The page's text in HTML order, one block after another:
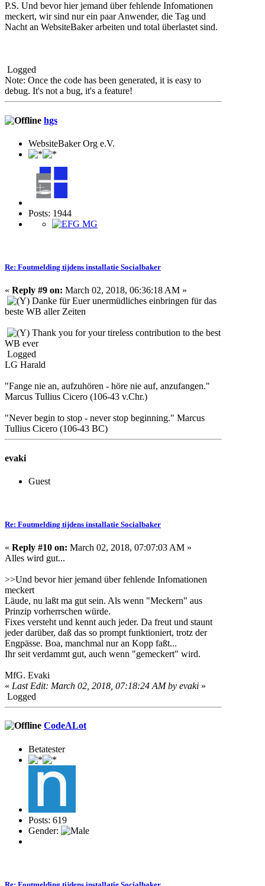
P.S. Und bevor hier jemand über fehlende Infomationen
meckert, wir sind nur ein paar Anwender, die Tag und
Nacht an WebsiteBaker arbeiten und total überlastet sind.
Logged
Note: Once the code has been generated, it is easy to
debug. It's not a bug, it's a feature!
hgs
WebsiteBaker Org e.V.
Posts: 1944
Re: Foutmelding tijdens installatie Socialbaker
« Reply #9 on: March 02, 2018, 06:36:18 AM »
Danke für Euer unermüdliches einbringen für das
beste WB aller Zeiten
Thank you for your tireless contribution to the best
WB ever
Logged
LG Harald
"Fange nie an, aufzuhören - höre nie auf, anzufangen."
Marcus Tullius Cicero (106-43 v.Chr.)
"Never begin to stop - never stop beginning." Marcus
Tullius Cicero (106-43 BC)
evaki
Guest
Re: Foutmelding tijdens installatie Socialbaker
« Reply #10 on: March 02, 2018, 07:07:03 AM »
Alles wird gut...
>>Und bevor hier jemand über fehlende Infomationen
meckert
Läude, nu laßt ma gut sein. Als wenn "Meckern" aus
Prinzip vorherrschen würde.
Fixes versteht und kennt auch jeder. Da freut und staunt
jeder darüber, daß das so prompt funktioniert, trotz der
Engpässe. Boa, manchmal nur an Kopp faßt...
Ihr seit verdammt gut, auch wenn "gemeckert" wird.
MfG. Evaki
« Last Edit: March 02, 2018, 07:18:24 AM by evaki »
Logged
CodeALot
Betatester
Posts: 619
Gender: